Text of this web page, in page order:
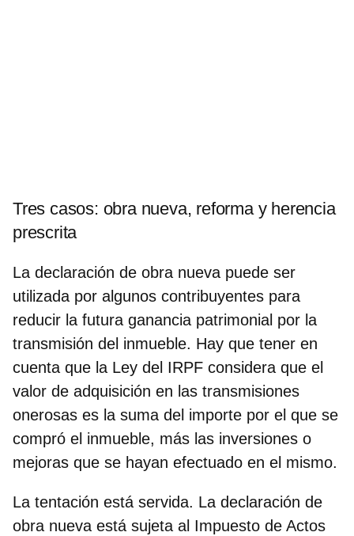
Tres casos: obra nueva, reforma y herencia
prescrita
La declaración de obra nueva puede ser
utilizada por algunos contribuyentes para
reducir la futura ganancia patrimonial por la
transmisión del inmueble. Hay que tener en
cuenta que la Ley del IRPF considera que el
valor de adquisición en las transmisiones
onerosas es la suma del importe por el que se
compró el inmueble, más las inversiones o
mejoras que se hayan efectuado en el mismo.
La tentación está servida. La declaración de
obra nueva está sujeta al Impuesto de Actos